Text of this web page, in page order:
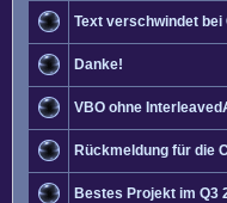
Text verschwindet
Danke!
VBO ohne
Rückmeldung für die
Bestes Projekt im Q3